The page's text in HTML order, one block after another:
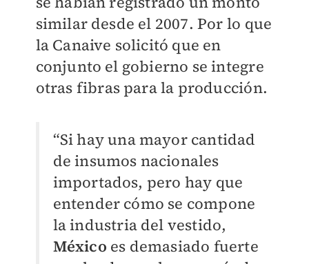
similar desde el 2007. Por lo que
la Canaive solicitó que en
conjunto el gobierno se integre
otras fibras para la producción.
“Si hay una mayor cantidad
de insumos nacionales
importados, pero hay que
entender cómo se compone
la industria del vestido,
México es demasiado fuerte